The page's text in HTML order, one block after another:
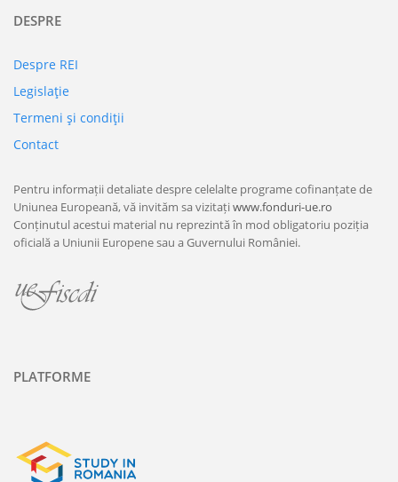
DESPRE
Despre REI
Legislaţie
Termeni şi condiţii
Contact
Pentru informații detaliate despre celelalte programe cofinanțate de
Uniunea Europeană, vă invităm sa vizitațiwww.fonduri-ue.ro
Conținutul acestui material nu reprezintă în mod obligatoriu poziția
oficială a Uniunii Europene sau a Guvernului României.
PLATFORME